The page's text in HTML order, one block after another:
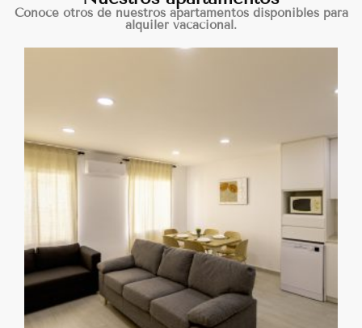
Conoce otros de nuestros apartamentos disponibles para
alquiler vacacional.